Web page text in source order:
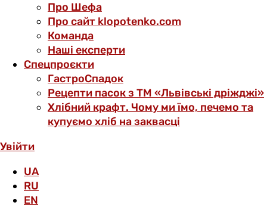
Про Шефа
Про сайт klopotenko.com
Команда
Наші експерти
Спецпроєкти
ГастроСпадок
Рецепти пасок з ТМ «Львівські дріжджі»
Хлібний крафт. Чому ми їмо, печемо та
купуємо хліб на заквасці
Увійти
UA
RU
EN